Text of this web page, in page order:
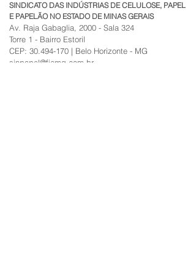
SINDICATO DAS INDÚSTRIAS DE CELULOSE, PAPEL
E PAPELÃO NO ESTADO DE MINAS GERAIS
Av. Raja Gabaglia, 2000 - Sala 324
Torre 1 - Bairro Estoril
CEP: 30.494-170 | Belo Horizonte - MG
sinpapel@fiemg.com.br